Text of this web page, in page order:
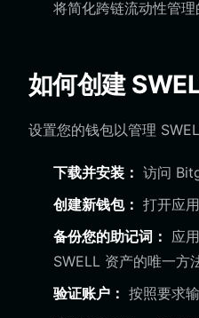
将简化跨链流动性管理
如何创建
设置您的钱包以管理
下载并安装： 访问
创建新钱包： 打开应
备份您的助记词： 应
SWELL 资产的唯一方
验证账户： 按照要求